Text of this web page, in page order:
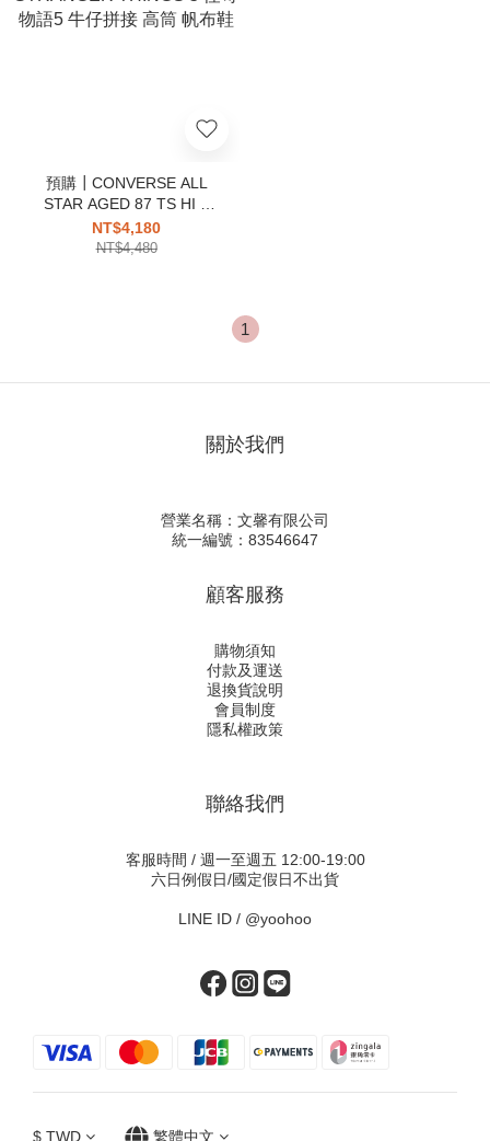
預購┃CONVERSE ALL
STAR AGED 87 TS HI X
STRANGER THINGS 5 怪
奇物語5 牛仔拼接 高筒 帆布
NT$4,180
NT$4,480
1
關於我們
營業名稱：文馨有限公司
統一編號：83546647
顧客服務
購物須知
付款及運送
退換貨說明
會員制度
隱私權政策
聯絡我們
客服時間 / 週一至週五 12:00-19:00
六日例假日/國定假日不出貨
LINE ID / @yoohoo
$ TWD 繁體中文